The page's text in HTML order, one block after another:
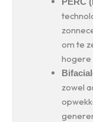
om te
hogere
zowel